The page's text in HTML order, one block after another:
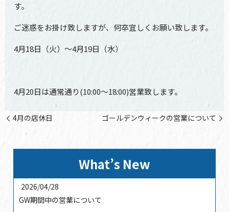
す。
ご迷惑をお掛け致しますが、何卒宜しくお願い致します。
4月18日（火）～4月19日（水）
4月20日は通常通り(10:00～18:00)営業致します。
4月の店休日 ゴールデンウィークの営業について
What’s New
2026/04/28
GW期間中の営業について